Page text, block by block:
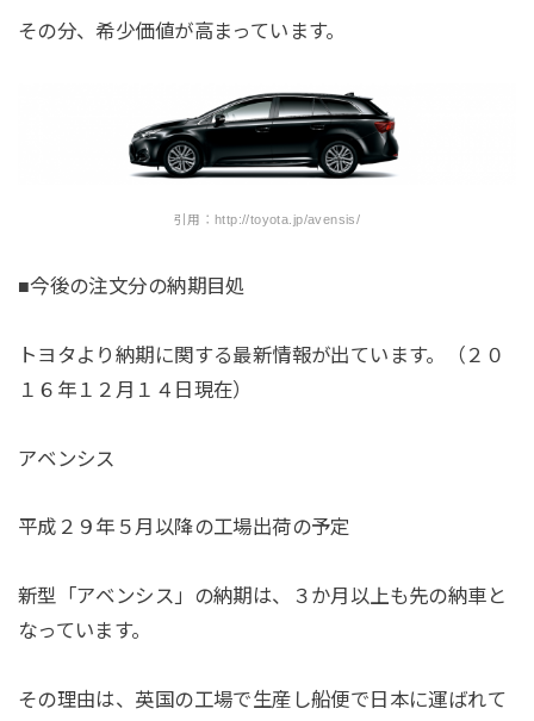
その分、希少価値が高まっています。
引用：http://toyota.jp/avensis/
■今後の注文分の納期目処
トヨタより納期に関する最新情報が出ています。（２０
１６年１２月１４日現在）
アベンシス
平成２９年５月以降の工場出荷の予定
新型「アベンシス」の納期は、３か月以上も先の納車と
なっています。
その理由は、英国の工場で生産し船便で日本に運ばれて